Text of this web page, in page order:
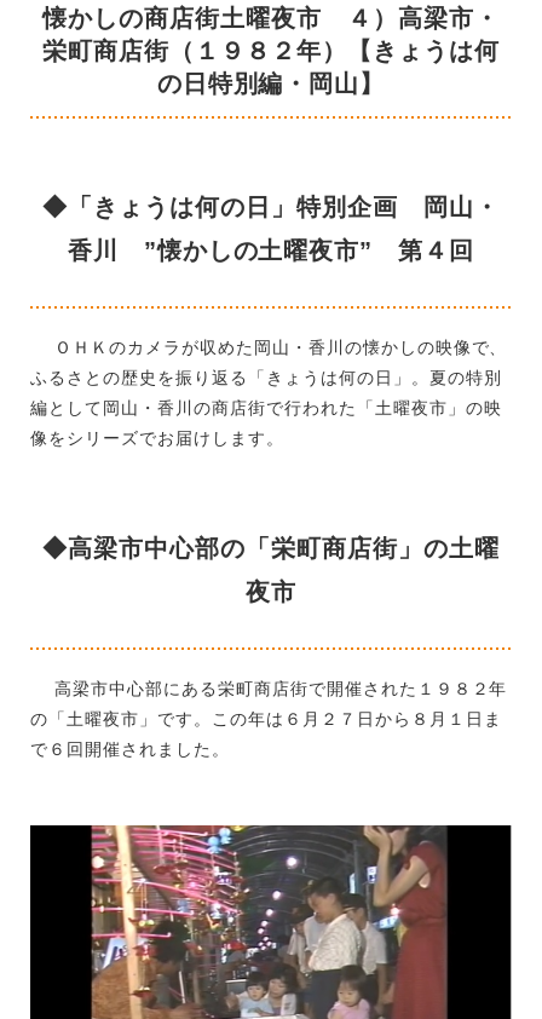
懐かしの商店街土曜夜市 ４）高梁市・
栄町商店街（１９８２年）【きょうは何
の日特別編・岡山】
◆「きょうは何の日」特別企画 岡山・
香川 ”懐かしの土曜夜市” 第４回
ＯＨＫのカメラが収めた岡山・香川の懐かしの映像で、
ふるさとの歴史を振り返る「きょうは何の日」。夏の特別
編として岡山・香川の商店街で行われた「土曜夜市」の映
像をシリーズでお届けします。
◆高梁市中心部の「栄町商店街」の土曜
夜市
高梁市中心部にある栄町商店街で開催された１９８２年
の「土曜夜市」です。この年は６月２７日から８月１日ま
で６回開催されました。